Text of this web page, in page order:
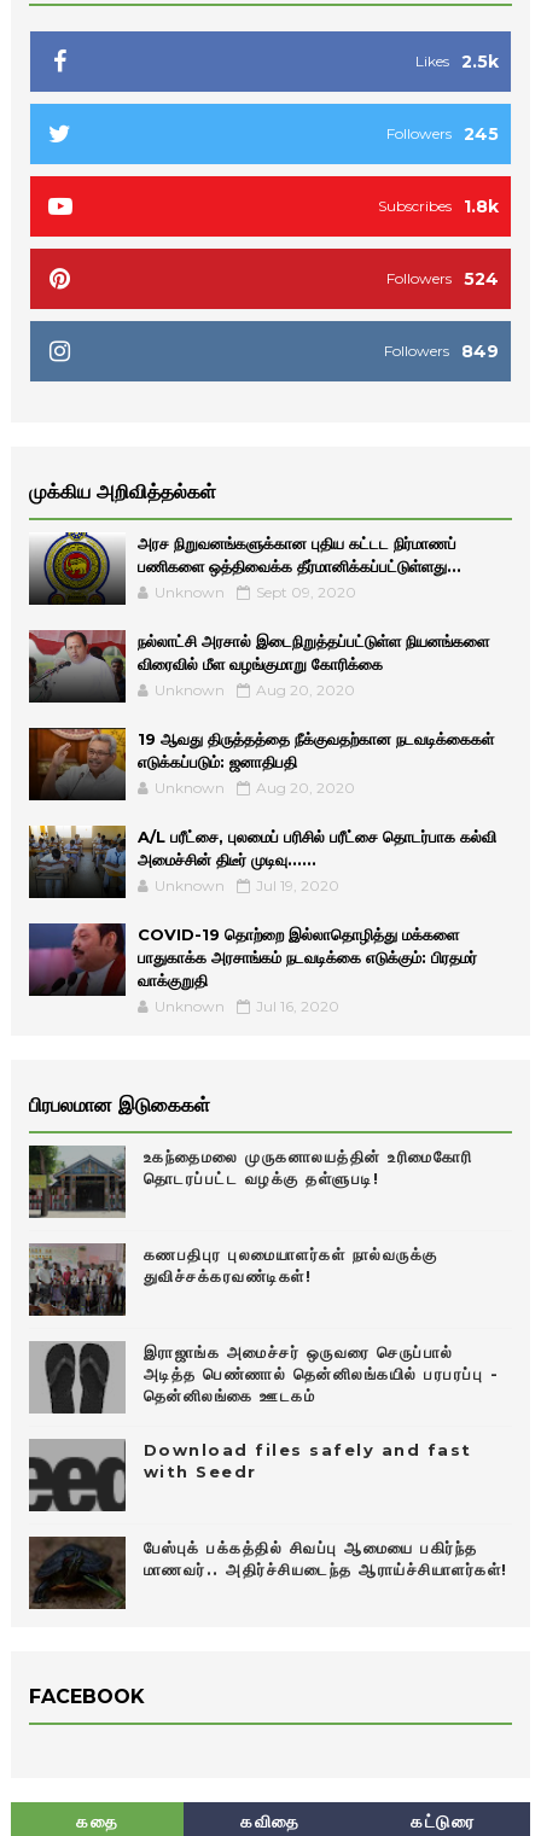
2.5k
Likes
245
Followers
1.8k
Subscribes
524
Followers
849
Followers
முக்கிய அறிவித்தல்கள்
அரச நிறுவனங்களுக்கான புதிய கட்டட நிர்மாணப்
பணிகளை ஒத்திவைக்க தீர்மானிக்கப்பட்டுள்ளது...
Unknown Sept 09, 2020
நல்லாட்சி அரசால் இடைநிறுத்தப்பட்டுள்ள நியனங்களை
விரைவில் மீள வழங்குமாறு கோரிக்கை
Unknown Aug 20, 2020
19 ஆவது திருத்தத்தை நீக்குவதற்கான நடவடிக்கைகள்
எடுக்கப்படும்: ஜனாதிபதி
Unknown Aug 20, 2020
A/L பரீட்சை, புலமைப் பரிசில் பரீட்சை தொடர்பாக கல்வி
அமைச்சின் திடீர் முடிவு......
Unknown Jul 19, 2020
COVID-19 தொற்றை இல்லாதொழித்து மக்களை
பாதுகாக்க அரசாங்கம் நடவடிக்கை எடுக்கும்: பிரதமர்
வாக்குறுதி
Unknown Jul 16, 2020
பிரபலமான இடுகைகள்
உகந்தைமலை முருகனாலயத்தின் உரிமைகோரி
தொடரப்பட்ட வழக்கு தள்ளுபடி!
கணபதிபுர புலமையாளர்கள் நால்வருக்கு
துவிச்சக்கரவண்டிகள்!
இராஜாங்க அமைச்சர் ஒருவரை செருப்பால்
அடித்த பெண்ணால் தென்னிலங்கயில் பரபரப்பு -
தென்னிலங்கை ஊடகம்
Download files safely and fast
with Seedr
பேஸ்புக் பக்கத்தில் சிவப்பு ஆமையை பகிர்ந்த
மாணவர்.. அதிர்ச்சியடைந்த ஆராய்ச்சியாளர்கள்!
FACEBOOK
கதை கவிதை கட்டுரை